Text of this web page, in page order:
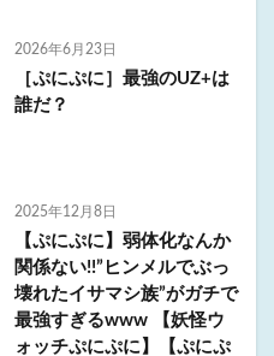
2026年6月23日
［ぷにぷに］最強のUZ+は
誰だ？
2025年12月8日
【ぷにぷに】弱体化なんか
関係ない!!”ヒンメルでぶっ
壊れたイサマシ族”がガチで
最強すぎるwww 【妖怪ウ
ォッチぷにぷに】【ぷにぷ